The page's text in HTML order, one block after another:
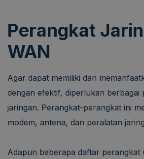
Perangkat
WAN
Agar dapat memiliki dan
dengan efektif, diperlukan berbagai
jaringan. Perangkat-perangkat ini
modem, antena, dan peralatan
Adapun beberapa daftar perangkat